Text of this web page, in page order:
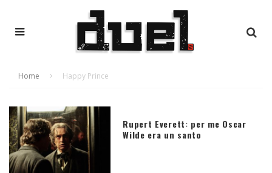
Home Happy Prince
Rupert Everett: per me Oscar
Wilde era un santo